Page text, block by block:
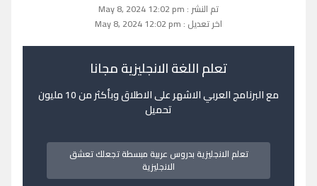
تم النشر : May 8, 2024 12:02 pm
اخر تعديل : May 8, 2024 12:02 pm
تعلم اللغة الانجليزية مجانا
مع البرنامج العربي الاشهر على الاطلاق وبأكثر من 10 مليون
تحميل
تعلم الانجليزية بدروس عربية مبسطة تجعلك تعشق
الانجليزية